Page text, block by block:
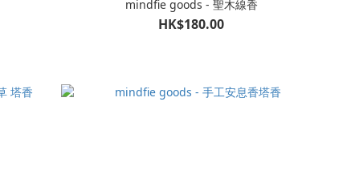
mindfie goods - 聖木線香
HK$180.00